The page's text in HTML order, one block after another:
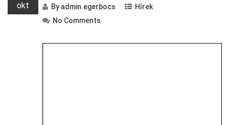
okt By admin.egerbocs
Hírek
No Comments